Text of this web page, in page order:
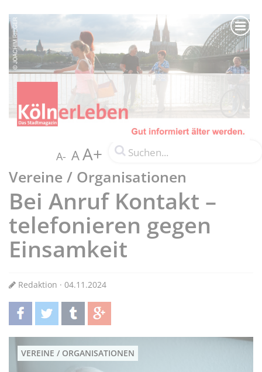
A- AA+
Vereine / Organisationen
Bei Anruf Kontakt –
telefonieren gegen
Einsamkeit
Redaktion · 04.11.2024
teilentwittern teilen teilen
VEREINE / ORGANISATIONEN